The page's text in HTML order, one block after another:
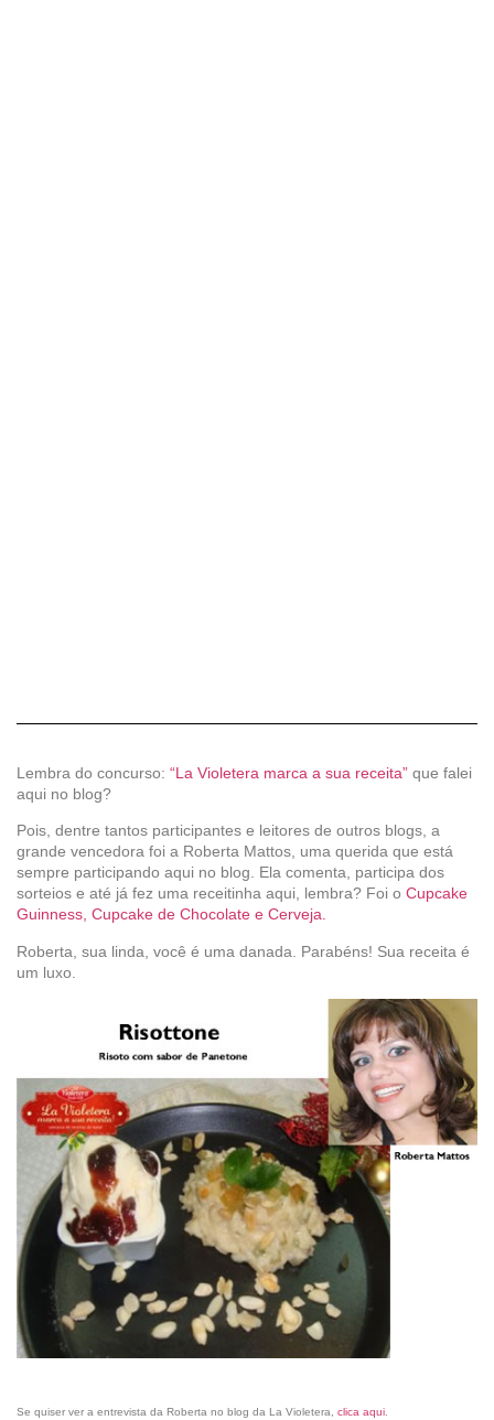
Lembra do concurso: “La Violetera marca a sua receita” que falei
aqui no blog?
Pois, dentre tantos participantes e leitores de outros blogs, a
grande vencedora foi a Roberta Mattos, uma querida que está
sempre participando aqui no blog. Ela comenta, participa dos
sorteios e até já fez uma receitinha aqui, lembra? Foi o Cupcake
Guinness, Cupcake de Chocolate e Cerveja.
Roberta, sua linda, você é uma danada. Parabéns! Sua receita é
um luxo.
Se quiser ver a entrevista da Roberta no blog da La Violetera, clica aqui.